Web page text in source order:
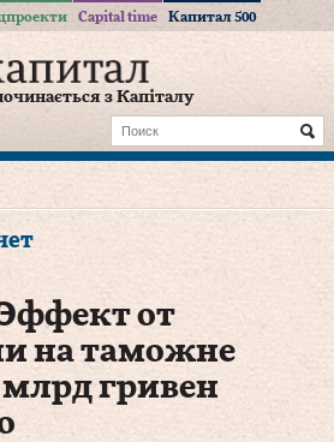
Capital time Капитал 500
з Капіталу
от
на таможне
гривен